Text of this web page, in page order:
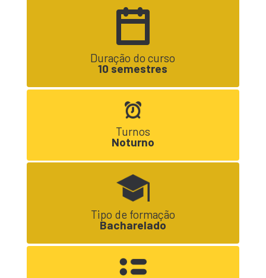
Duração do curso
10 semestres
Turnos
Noturno
Tipo de formação
Bacharelado